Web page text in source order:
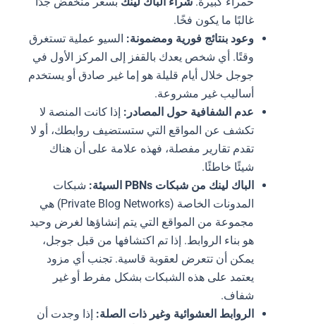
غالبًا ما يكون فخًا.
وعود بنتائج فورية ومضمونة:السيو عملية تستغرق
وقتًا. أي شخص يعدك بالقفز إلى المركز الأول في
جوجل خلال أيام قليلة هو إما غير صادق أو يستخدم
أساليب غير مشروعة.
عدم الشفافية حول المصادر:إذا كانت المنصة لا
تكشف عن المواقع التي ستستضيف روابطك، أو لا
تقدم تقارير مفصلة، فهذه علامة على أن هناك
شيئًا خاطئًا.
الباك لينك من شبكات PBNs السيئة:
شبكات
المدونات الخاصة (Private Blog Networks) هي
مجموعة من المواقع التي يتم إنشاؤها لغرض وحيد
هو بناء الروابط. إذا تم اكتشافها من قبل جوجل،
يمكن أن تتعرض لعقوبة قاسية. تجنب أي مزود
يعتمد على هذه الشبكات بشكل مفرط أو غير
شفاف.
الروابط العشوائية وغير ذات الصلة:إذا وجدت أن